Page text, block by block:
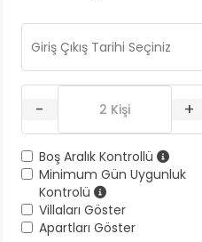
- +
Boş Aralık Kontrollü
Minimum Gün Uygunluk
Kontrolü
Villaları Göster
Apartları Göster